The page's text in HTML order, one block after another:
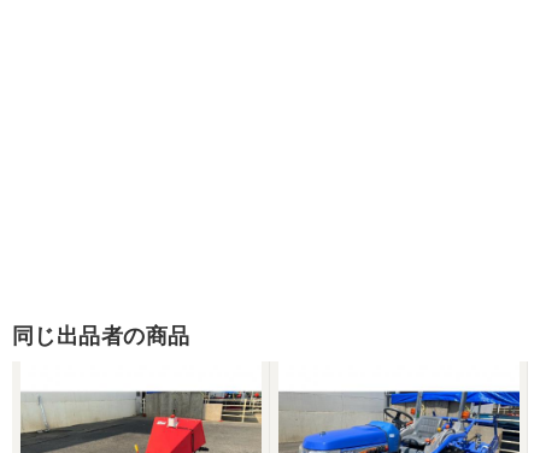
同じ出品者の商品